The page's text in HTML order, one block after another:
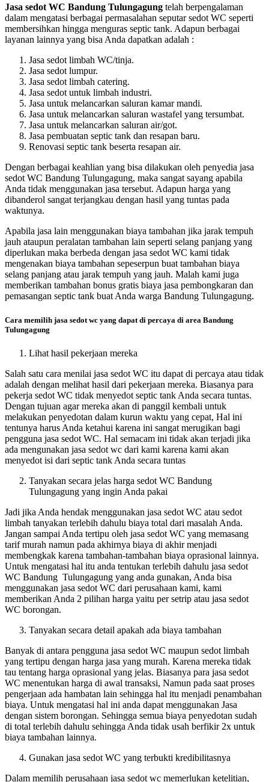
Jasa sedot WC Bandung Tulungagung telah berpengalaman
dalam mengatasi berbagai permasalahan seputar sedot WC seperti
membersihkan hingga menguras septic tank. Adapun berbagai
layanan lainnya yang bisa Anda dapatkan adalah :
Jasa sedot limbah WC/tinja.
Jasa sedot lumpur.
Jasa sedot limbah catering.
Jasa sedot untuk limbah industri.
Jasa untuk melancarkan saluran kamar mandi.
Jasa untuk melancarkan saluran wastafel yang tersumbat.
Jasa untuk melancarkan saluran air/got.
Jasa pembuatan septic tank dan resapan baru.
Renovasi septic tank beserta resapan air.
Dengan berbagai keahlian yang bisa dilakukan oleh penyedia jasa
sedot WC Bandung Tulungagung, maka sangat sayang apabila
Anda tidak menggunakan jasa tersebut. Adapun harga yang
dibanderol sangat terjangkau dengan hasil yang tuntas pada
waktunya.
Apabila jasa lain menggunakan biaya tambahan jika jarak tempuh
jauh ataupun peralatan tambahan lain seperti selang panjang yang
diperlukan maka berbeda dengan jasa sedot WC kami tidak
mengenakan biaya tambahan sepeserpun buat tambahan biaya
selang panjang atau jarak tempuh yang jauh. Malah kami juga
memberikan tambahan bonus gratis biaya jasa pembongkaran dan
pemasangan septic tank buat Anda warga Bandung Tulungagung.
Cara memilih jasa sedot wc yang dapat di percaya di area Bandung
Tulungagung
Lihat hasil pekerjaan mereka
Salah satu cara menilai jasa sedot WC itu dapat di percaya atau tidak
adalah dengan melihat hasil dari pekerjaan mereka. Biasanya para
pekerja sedot WC tidak menyedot septic tank Anda secara tuntas.
Dengan tujuan agar mereka akan di panggil kembali untuk
melakukan penyedotan dalam kurun waktu yang cepat, Hal ini
tentunya harus Anda ketahui karena ini sangat merugikan bagi
pengguna jasa sedot WC. Hal semacam ini tidak akan terjadi jika
ada mengunakan jasa sedot wc dari kami karena kami akan
menyedot isi dari septic tank Anda secara tuntas
Tanyakan secara jelas harga sedot WC Bandung
Tulungagung yang ingin Anda pakai
Jadi jika Anda hendak menggunakan jasa sedot WC atau sedot
limbah tanyakan terlebih dahulu biaya total dari masalah Anda.
Jangan sampai Anda tertipu oleh jasa sedot WC yang memasang
tarif murah namun pada akhirnya biaya di akhir menjadi
membengkak karena tambahan-tambahan biaya oprasional lainnya.
Untuk mengatasi hal itu anda tentukan terlebih dahulu jasa sedot
WC Bandung Tulungagung yang anda gunakan, Anda bisa
menggunakan jasa sedot WC dari perusahaan kami, kami
memberikan Anda 2 pilihan harga yaitu per setrip atau jasa sedot
WC borongan.
Tanyakan secara detail apakah ada biaya tambahan
Banyak di antara pengguna jasa sedot WC maupun sedot limbah
yang tertipu dengan harga jasa yang murah. Karena mereka tidak
tau tentang harga oprasional yang jelas. Biasanya para jasa sedot
WC menentukan harga di awal transaksi, Namun pada saat proses
pengerjaan ada hambatan lain sehingga hal itu menjadi penambahan
biaya. Untuk mengatasi hal ini anda dapat menggunakan Jasa
dengan sistem borongan. Sehingga semua biaya penyedotan sudah
di total terlebih dahulu sehingga Anda tidak usah berfikir 2x untuk
biaya tambahan lainnya.
Gunakan jasa sedot WC yang terbukti kredibilitasnya
Dalam memilih perusahaan jasa sedot wc memerlukan ketelitian,